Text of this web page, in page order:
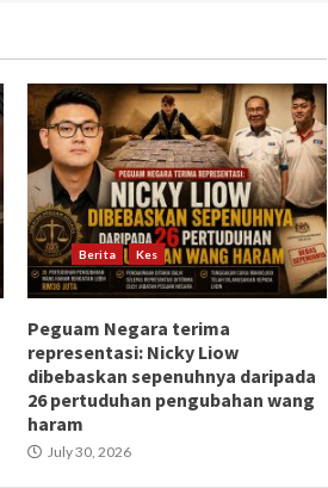
Berita Kes
Peguam Negara terima
representasi: Nicky Liow
dibebaskan sepenuhnya daripada
26 pertuduhan pengubahan wang
haram
July 30, 2026